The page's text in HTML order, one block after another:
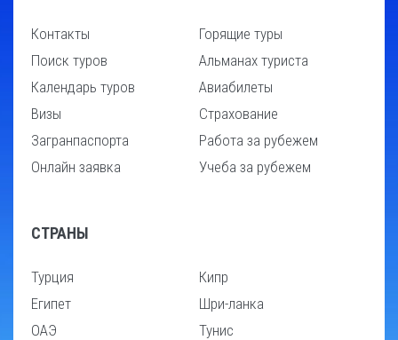
Контакты
Поиск туров
Календарь туров
Визы
Загранпаспорта
Онлайн заявка
Горящие туры
Альманах туриста
Авиабилеты
Страхование
Работа за рубежем
Учеба за рубежем
СТРАНЫ
Турция
Египет
ОАЭ
Кипр
Шри-ланка
Тунис